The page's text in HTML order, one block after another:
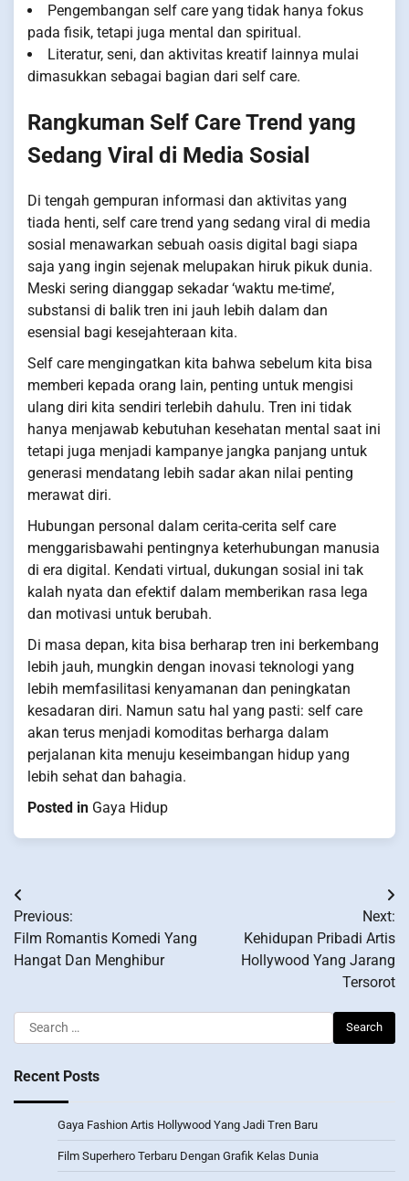
Pengembangan self care yang tidak hanya fokus
pada fisik, tetapi juga mental dan spiritual.
Literatur, seni, dan aktivitas kreatif lainnya mulai
dimasukkan sebagai bagian dari self care.
Rangkuman Self Care Trend yang
Sedang Viral di Media Sosial
Di tengah gempuran informasi dan aktivitas yang
tiada henti, self care trend yang sedang viral di media
sosial menawarkan sebuah oasis digital bagi siapa
saja yang ingin sejenak melupakan hiruk pikuk dunia.
Meski sering dianggap sekadar ‘waktu me-time’,
substansi di balik tren ini jauh lebih dalam dan
esensial bagi kesejahteraan kita.
Self care mengingatkan kita bahwa sebelum kita bisa
memberi kepada orang lain, penting untuk mengisi
ulang diri kita sendiri terlebih dahulu. Tren ini tidak
hanya menjawab kebutuhan kesehatan mental saat ini
tetapi juga menjadi kampanye jangka panjang untuk
generasi mendatang lebih sadar akan nilai penting
merawat diri.
Hubungan personal dalam cerita-cerita self care
menggarisbawahi pentingnya keterhubungan manusia
di era digital. Kendati virtual, dukungan sosial ini tak
kalah nyata dan efektif dalam memberikan rasa lega
dan motivasi untuk berubah.
Di masa depan, kita bisa berharap tren ini berkembang
lebih jauh, mungkin dengan inovasi teknologi yang
lebih memfasilitasi kenyamanan dan peningkatan
kesadaran diri. Namun satu hal yang pasti: self care
akan terus menjadi komoditas berharga dalam
perjalanan kita menuju keseimbangan hidup yang
lebih sehat dan bahagia.
Posted in Gaya Hidup
Post
navigation
Previous:
Film Romantis Komedi Yang
Hangat Dan Menghibur
Next:
Kehidupan Pribadi Artis
Hollywood Yang Jarang
Tersorot
Search
for:
Recent Posts
Gaya Fashion Artis Hollywood Yang Jadi Tren Baru
Film Superhero Terbaru Dengan Grafik Kelas Dunia